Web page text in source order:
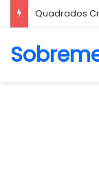
Biscoito